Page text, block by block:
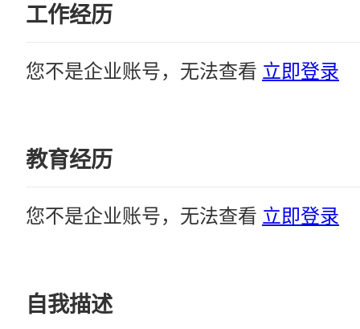
工作经历
您不是企业账号，无法查看 立即登录
教育经历
您不是企业账号，无法查看 立即登录
自我描述